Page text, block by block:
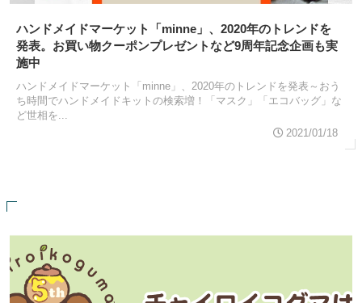
ハンドメイドマーケット「minne」、2020年のトレンドを
発表。お買い物クーポンプレゼントなど9周年記念企画も実
施中
ハンドメイドマーケット「minne」、2020年のトレンドを発表～おう
ち時間でハンドメイドキットの検索増！「マスク」「エコバッグ」な
ど世相を...
2021/01/18